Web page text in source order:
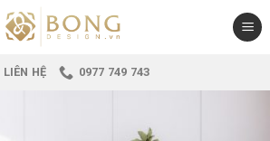
LIÊN HỆ 0977 749 743